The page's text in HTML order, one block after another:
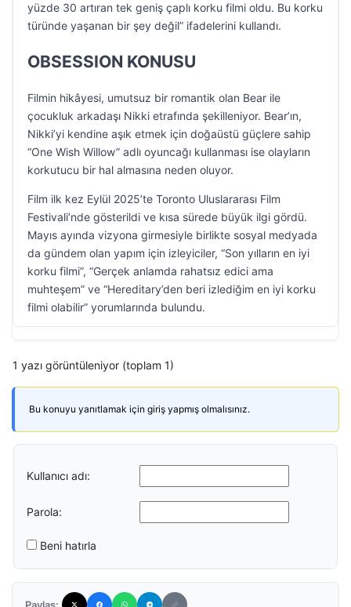
yüzde 30 artıran tek geniş çaplı korku filmi oldu. Bu korku
türünde yaşanan bir şey değil” ifadelerini kullandı.
OBSESSION KONUSU
Filmin hikâyesi, umutsuz bir romantik olan Bear ile
çocukluk arkadaşı Nikki etrafında şekilleniyor. Bear’ın,
Nikki’yi kendine aşık etmek için doğaüstü güçlere sahip
“One Wish Willow” adlı oyuncağı kullanması ise olayların
korkutucu bir hal almasına neden oluyor.
Film ilk kez Eylül 2025’te Toronto Uluslararası Film
Festivali’nde gösterildi ve kısa sürede büyük ilgi gördü.
Mayıs ayında vizyona girmesiyle birlikte sosyal medyada
da gündem olan yapım için izleyiciler, “Son yılların en iyi
korku filmi”, “Gerçek anlamda rahatsız edici ama
muhteşem” ve “Hereditary’den beri izlediğim en iyi korku
filmi olabilir” yorumlarında bulundu.
1 yazı görüntüleniyor (toplam 1)
Bu konuyu yanıtlamak için giriş yapmış olmalısınız.
Kullanıcı adı:
Parola:
Beni hatırla